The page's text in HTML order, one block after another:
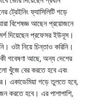
ট্রেইনিং ফ্যাসিলিটি গড়ে
বিশেষজ্ঞ আছেন প্রয়োজনে
দিয়েছেন প্রফেসর ইউনূস।
ওটা নিয়ে চিন্তাও করিনি।
কী গবেষণা আছে, অন্য দেশের
খুঁজে বের করতে হবে এবং
একাডেমিয়া গড়ে তুলতে হবে,
করতে হবে। এর পাশাপাশি,